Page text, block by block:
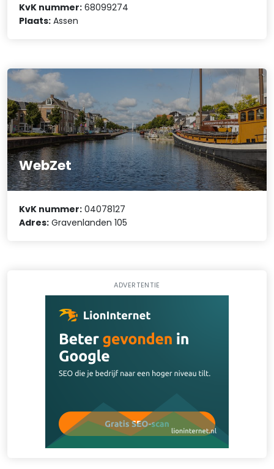
KvK nummer: 68099274
Plaats: Assen
WebZet
KvK nummer: 04078127
Adres: Gravenlanden 105
ADVERTENTIE